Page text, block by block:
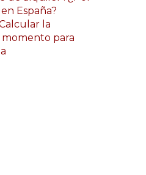
España?
la
para